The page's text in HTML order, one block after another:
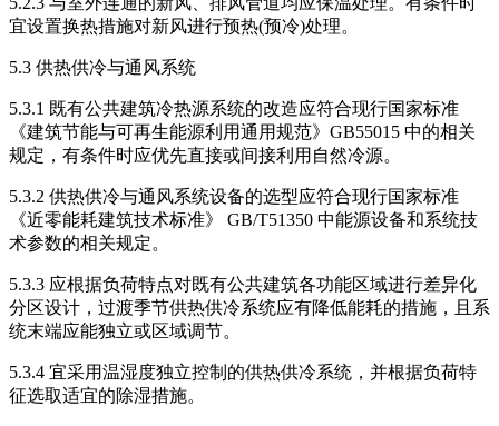
宜设置换热措施对新风进行预热(预冷)处理。
5.3 供热供冷与通风系统
5.3.1 既有公共建筑冷热源系统的改造应符合现行国家标准
《建筑节能与可再生能源利用通用规范》GB55015 中的相关
规定，有条件时应优先直接或间接利用自然冷源。
5.3.2 供热供冷与通风系统设备的选型应符合现行国家标准
《近零能耗建筑技术标准》 GB/T51350 中能源设备和系统技
术参数的相关规定。
5.3.3 应根据负荷特点对既有公共建筑各功能区域进行差异化
分区设计，过渡季节供热供冷系统应有降低能耗的措施，且系
统末端应能独立或区域调节。
5.3.4 宜采用温湿度独立控制的供热供冷系统，并根据负荷特
征选取适宜的除湿措施。